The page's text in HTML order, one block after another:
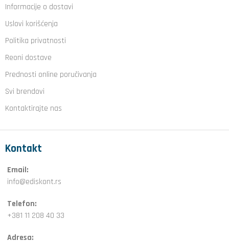
Informacije o dostavi
Uslovi korišćenja
Politika privatnosti
Reoni dostave
Prednosti online poručivanja
Svi brendovi
Kontaktirajte nas
Kontakt
Email:
info@ediskont.rs
Telefon:
+381 11 208 40 33
Adresa: